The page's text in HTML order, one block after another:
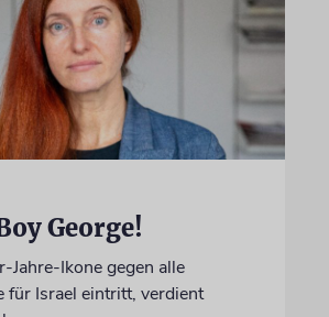
George!
Jahre-Ikone gegen alle
für Israel eintritt, verdient